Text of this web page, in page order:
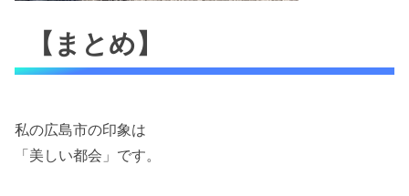
【まとめ】
私の広島市の印象は
「美しい都会」です。